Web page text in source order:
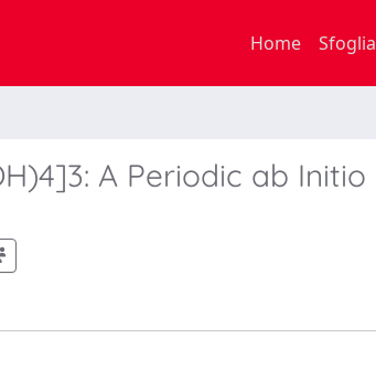
Home Sfoglia
A Periodic ab Initio